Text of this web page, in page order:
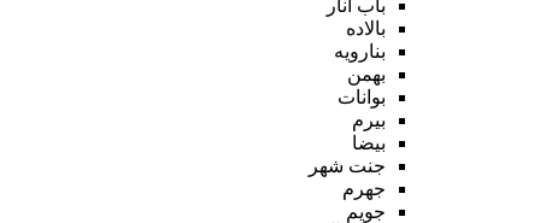
باب انار
بالاده
بنارویه
بهمن
بوانات
بیرم
بیضا
جنت شهر
جهرم
جویم